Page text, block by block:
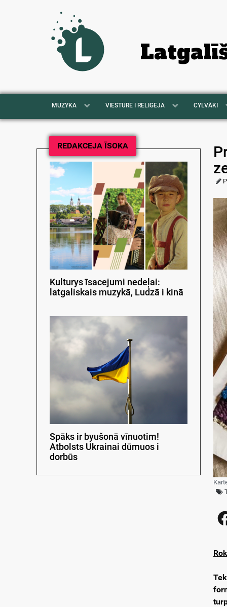
MUZYKA VIESTURE I RELIGEJA CYLVĀKI
REDAKCEJA ĪSOKA
Kulturys īsacejumi nedeļai:
latgaliskais muzykā, Ludzā i kinā
Spāks ir byušonā vīnuotim!
Atbolsts Ukrainai dūmuos i
dorbūs